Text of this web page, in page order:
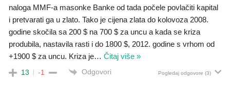
naloga MMF-a masonke Banke od tada počele povlačiti kapital
i pretvarati ga u zlato. Tako je cijena zlata do kolovoza 2008.
godine skočila sa 200 $ na 700 $ za uncu a kada se kriza
produbila, nastavila rasti i do 1800 $, 2012. godine s vrhom od
+1900 $ za uncu. Kriza je… Čitaj više »
13 -1 Odgovori Pogledaj odgovore (3)